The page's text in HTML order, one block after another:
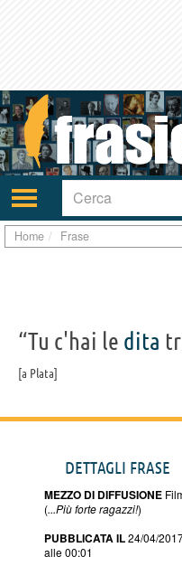
Attiva/disattiva
navigazione
Home Frase
“Tu c'hai le dita
a Plata
DETTAGLI FRASE
MEZZO DI DIFFUSIONE
(...Più forte ragazzi!)
PUBBLICATA IL24/04/
alle 00:01